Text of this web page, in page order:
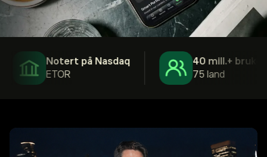
Notert på Nasdaq
ETOR
40 mill.+ brukere
75 land